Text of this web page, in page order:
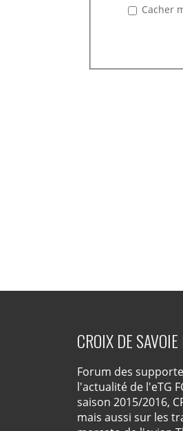
Cacher
CROIX DE SAVOIE
Forum des
l'actualité de l'eTG
saison 2015/2016,
mais aussi sur les